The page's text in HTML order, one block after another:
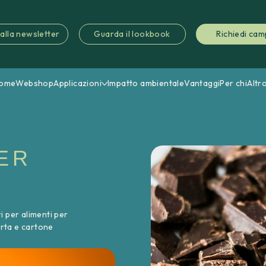
newsletter Guarda il lookbook Richiedi
WebshopApplicazioni Impatto ambientaleVantaggiPer chi
per alimenti per
e cartone